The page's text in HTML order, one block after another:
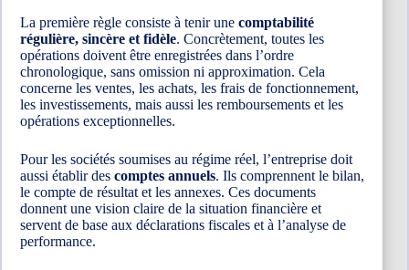
La première règle consiste à tenir une comptabilité
régulière, sincère et fidèle. Concrètement, toutes les
opérations doivent être enregistrées dans l’ordre
chronologique, sans omission ni approximation. Cela
concerne les ventes, les achats, les frais de fonctionnement,
les investissements, mais aussi les remboursements et les
opérations exceptionnelles.
Pour les sociétés soumises au régime réel, l’entreprise doit
aussi établir des comptes annuels. Ils comprennent le bilan,
le compte de résultat et les annexes. Ces documents
donnent une vision claire de la situation financière et
servent de base aux déclarations fiscales et à l’analyse de
performance.